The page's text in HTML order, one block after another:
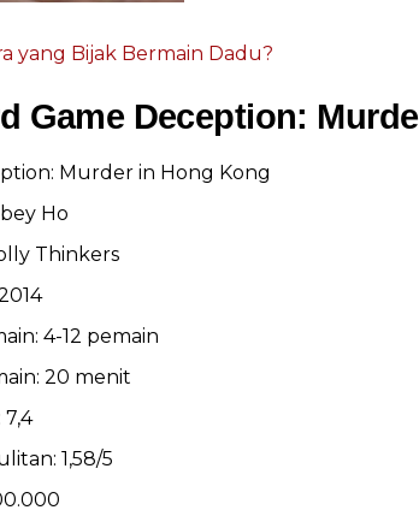
yang Bijak Bermain Dadu?
Game Deception:
Murder in Hong Kong
Ho
Thinkers
4-12 pemain
20 menit
7,4
1,58/5